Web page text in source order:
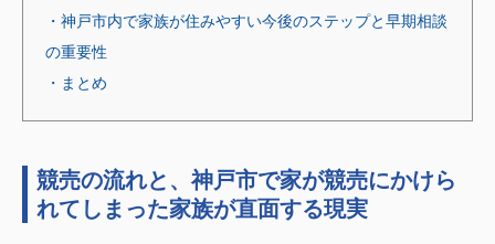
・神戸市内で家族が住みやすい今後のステップと早期相談
の重要性
・まとめ
競売の流れと、神戸市で家が競売にかけら
れてしまった家族が直面する現実